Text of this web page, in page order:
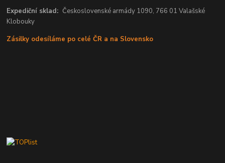
Expediční sklad:Československé armády 1090, 766 01 Valašské
Klobouky
Zásilky odesíláme po celé ČR a na Slovensko